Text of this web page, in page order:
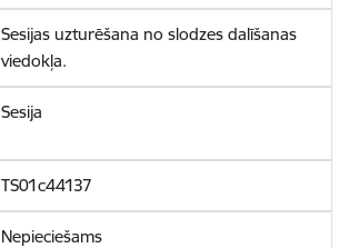
Sesijas uzturēšana no slodzes dalīšanas
viedokļa.
Sesija
TS01c44137
Nepieciešams